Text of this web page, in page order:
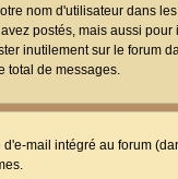
nom d'utilisateur dans
postés, mais aussi
inutilement sur le forum
total de messages.
mail intégré au forum